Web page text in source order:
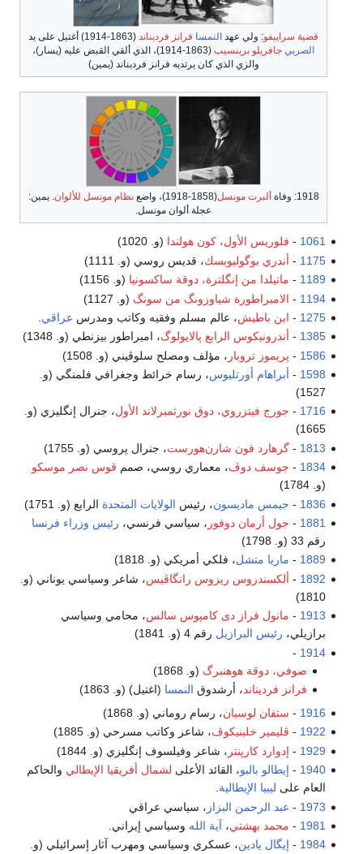
قضية سراييفو: ولي عهد النمسا فرانز فرديناند(1863-1914) أغتيل على يد
الصربي جافريلو برينسيب
(1863-1914)، الذي ألقي القبض عليه (يسار)،
والزي الذي كان يرتديه فرانز فرديناند (يمين)
1918: وفاة ألبرت مونسل(1858-1918)، واضع نظام مونسل للألوان. يمين:
عجلة ألوان مونسل.
1061
- فلوريس الأول، كون هولندا (و. 1020)
1175
- أندري بوگوليوبسك، قديس روسي (و. 1111)
1189
- ماتيلدا من إنگلترة، دوقة ساكسونيا (و. 1156)
1194
- الامبراطورة شياوزونگ من سونگ (و. 1127)
1275
- ابن باطيش، عالم مسلم وفقيه وكاتب ومدرس عراقي
1385
- أندرونيكوس الرابع پالايولوگ، امبراطور بيزنطي (و. 1348)
1586
- پريموز تروبار ، مؤلف ومصلح سلوڤيني (و. 1508)
1598
- أبراهام أورتليوس، رسام خرائط وجغرافي فلمنگي (و.
1527)
1716
- جورج فيتزروي، دوق نورثمبرلاند الأول، جنرال إنگليزي (و.
1665)
1813
-گرهارد فون شارن‌هورست، جنرال پروسي (و. 1755)
1834
- جوسف دوڤ، معماري روسي، صمم قوس نصر موسكو
(و. 1784)
1836
- جيمس ماديسون، رئيس الولايات المتحدة الرابع (و. 1751)
1881
- جول أرمان دوفور ، سياسي فرنسي، رئيس وزراء فرنسا
رقم 33 (و. 1798)
1889
- ماريا متشل، فلكي أمريكي (و. 1818)
1892
- ألكسندروس ريزوس رانگاڤيس، شاعر وسياسي يوناني (و.
1810)
1913
- مانول فراز دى كامپوس سالس، محامي وسياسي
برازيلي، رئيس البرازيل رقم 4 (و. 1841)
1914
-
صوفي، دوقة هوهنبرگ (و. 1868)
فرانز فرديناند، أرشدوق النمسا (اغتيل) (و. 1863)
1916
- ستفان لوسيان، رسام روماني (و. 1868)
1922
- ڤليمير خلبنيكوڤ، شاعر وكاتب مسرحي (و. 1885)
1929
- إدوارد كارپنتر ، شاعر وفيلسوف إنگليزي (و. 1844)
1940
- إيطالو بالبو، القائد الأعلى لشمال أفريقيا الإيطالي والحاكم
العام على ليبيا الإيطالية
1973
- عبد الرحمن البزاز ، سياسي عراقي
1981
- محمد بهشتي، آية الله وسياسي إيراني.
1984
- إيگال يادين، عسكري وسياسي ومهرب آثار إسرائيلي (و.